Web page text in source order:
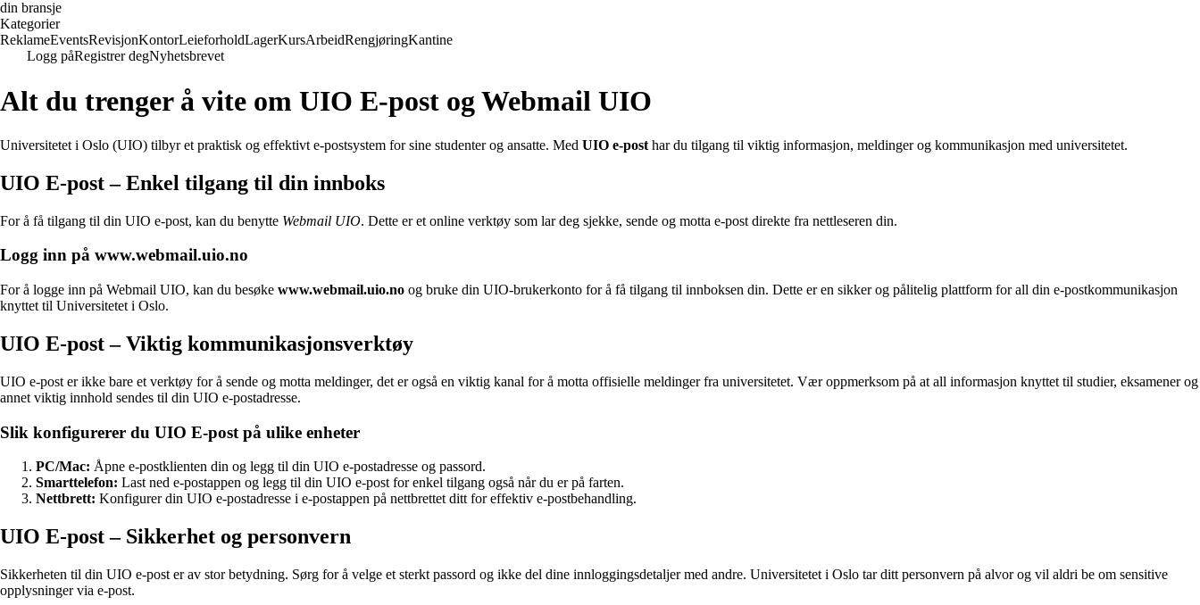
din bransje
Kategorier
ReklameEventsRevisjonKontorLeieforholdLagerKursArbeidRengjøringKantine
Logg påRegistrer degNyhetsbrevet
Alt du trenger å vite om UIO E-post og Webmail UIO
Universitetet i Oslo (UIO) tilbyr et praktisk og effektivt e-postsystem for sine studenter og ansatte. Med UIO e-post har du tilgang til viktig informasjon, meldinger og kommunikasjon med universitetet.
UIO E-post – Enkel tilgang til din innboks
For å få tilgang til din UIO e-post, kan du benytte Webmail UIO. Dette er et online verktøy som lar deg sjekke, sende og motta e-post direkte fra nettleseren din.
Logg inn på www.webmail.uio.no
For å logge inn på Webmail UIO, kan du besøke www.webmail.uio.no og bruke din UIO-brukerkonto for å få tilgang til innboksen din. Dette er en sikker og pålitelig plattform for all din e-postkommunikasjon
knyttet til Universitetet i Oslo.
UIO E-post – Viktig kommunikasjonsverktøy
UIO e-post er ikke bare et verktøy for å sende og motta meldinger, det er også en viktig kanal for å motta offisielle meldinger fra universitetet. Vær oppmerksom på at all informasjon knyttet til studier, eksamener og
annet viktig innhold sendes til din UIO e-postadresse.
Slik konfigurerer du UIO E-post på ulike enheter
PC/Mac: Åpne e-postklienten din og legg til din UIO e-postadresse og passord.
Smarttelefon: Last ned e-postappen og legg til din UIO e-post for enkel tilgang også når du er på farten.
Nettbrett: Konfigurer din UIO e-postadresse i e-postappen på nettbrettet ditt for effektiv e-postbehandling.
UIO E-post – Sikkerhet og personvern
Sikkerheten til din UIO e-post er av stor betydning. Sørg for å velge et sterkt passord og ikke del dine innloggingsdetaljer med andre. Universitetet i Oslo tar ditt personvern på alvor og vil aldri be om sensitive
opplysninger via e-post.